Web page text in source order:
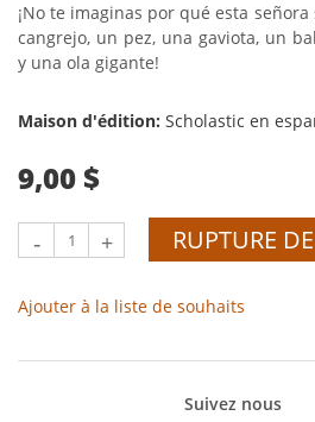
¡No te imaginas por qué esta
cangrejo, un pez, una gaviota, un
y una ola gigante!
Maison d'édition: Scholastic en
9,00 $
- + RUPTURE
Ajouter à la liste de souhaits
Suivez nous